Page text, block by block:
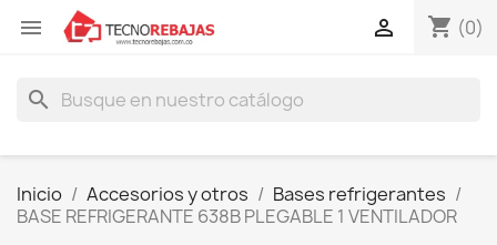
 shopping_cart (0)

search
Inicio Accesorios y otros
Bases refrigerantes
BASE REFRIGERANTE 638B PLEGABLE 1 VENTILADOR